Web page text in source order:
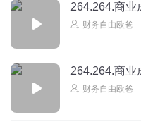
264.264.商业
财务自由欧爸
264.264.商业
财务自由欧爸